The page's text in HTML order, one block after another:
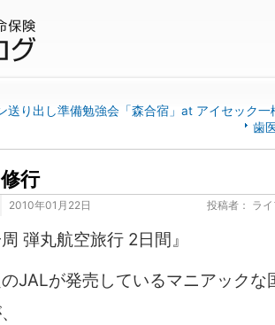
送り出し準備勉強会「森合宿」at アイセック一
歯
行
2010年01月22日 投稿者： ラ
周 弾丸航空旅行 2日間』
JALが発売しているマニアックな